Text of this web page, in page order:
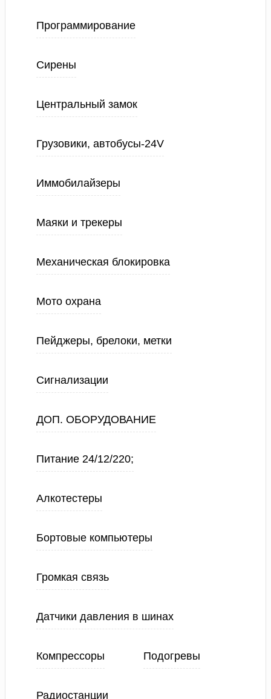
Программирование
Сирены
Центральный замок
Грузовики, автобусы-24V
Иммобилайзеры
Маяки и трекеры
Механическая блокировка
Мото охрана
Пейджеры, брелоки, метки
Сигнализации
ДОП. ОБОРУДОВАНИЕ
Питание 24/12/220;
Алкотестеры
Бортовые компьютеры
Громкая связь
Датчики давления в шинах
Компрессоры Подогревы
Радиостанции